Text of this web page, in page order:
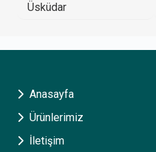
Üsküdar
Anasayfa
Ürünlerimiz
İletişim